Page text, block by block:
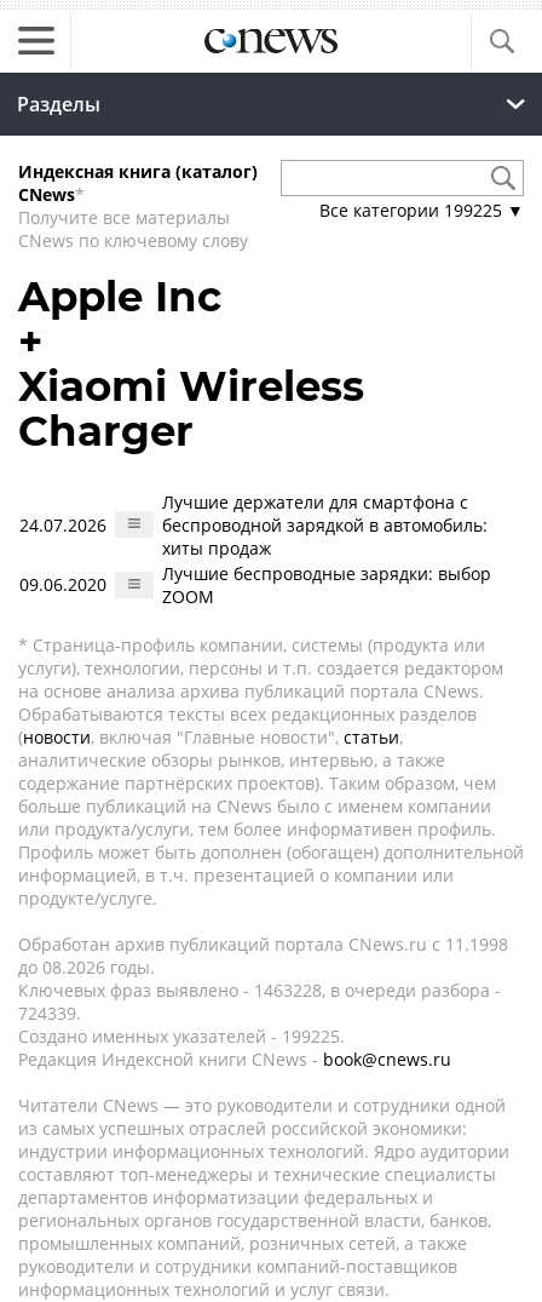
Разделы
Индексная книга (каталог)
CNews*
Получите все материалы
CNews по ключевому слову
Все категории 199225 ▼
Apple Inc
+
Xiaomi Wireless
Charger
24.07.2026
Лучшие держатели для смартфона с
беспроводной зарядкой в автомобиль:
хиты продаж
09.06.2020
Лучшие беспроводные зарядки: выбор
ZOOM
* Страница-профиль компании, системы (продукта или
услуги), технологии, персоны и т.п. создается редактором
на основе анализа архива публикаций портала CNews.
Обрабатываются тексты всех редакционных разделов
(новости, включая "Главные новости", статьи,
аналитические обзоры рынков, интервью, а также
содержание партнёрских проектов). Таким образом, чем
больше публикаций на CNews было с именем компании
или продукта/услуги, тем более информативен профиль.
Профиль может быть дополнен (обогащен) дополнительной
информацией, в т.ч. презентацией о компании или
продукте/услуге.
Обработан архив публикаций портала CNews.ru c 11.1998
до 08.2026 годы.
Ключевых фраз выявлено - 1463228, в очереди разбора -
724339.
Создано именных указателей - 199225.
Редакция Индексной книги CNews - book@cnews.ru
Читатели CNews — это руководители и сотрудники одной
из самых успешных отраслей российской экономики:
индустрии информационных технологий. Ядро аудитории
составляют топ-менеджеры и технические специалисты
департаментов информатизации федеральных и
региональных органов государственной власти, банков,
промышленных компаний, розничных сетей, а также
руководители и сотрудники компаний-поставщиков
информационных технологий и услуг связи.